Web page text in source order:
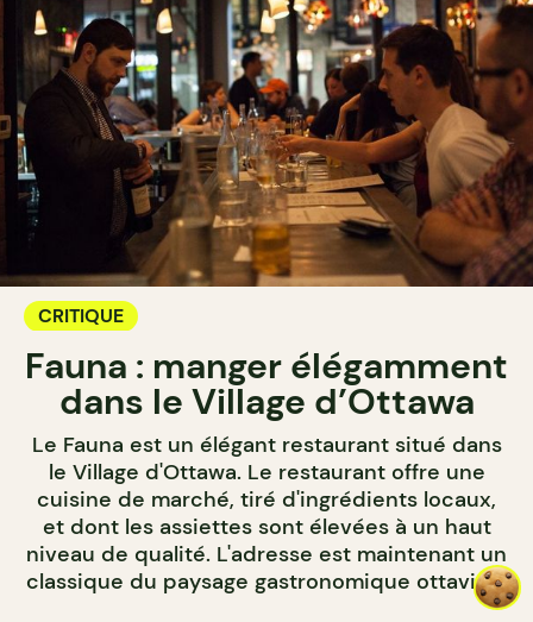
CRITIQUE
Fauna : manger élégamment
dans le Village d’Ottawa
Le Fauna est un élégant restaurant situé dans
le Village d'Ottawa. Le restaurant offre une
cuisine de marché, tiré d'ingrédients locaux,
et dont les assiettes sont élevées à un haut
niveau de qualité. L'adresse est maintenant un
classique du paysage gastronomique ottavien.